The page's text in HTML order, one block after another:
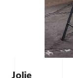
Jolie